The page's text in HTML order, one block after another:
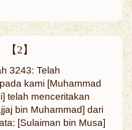
【2】
3243: Telah
kami [Muhammad
telah menceritakan
bin Muhammad] dari
[Sulaiman bin Musa]